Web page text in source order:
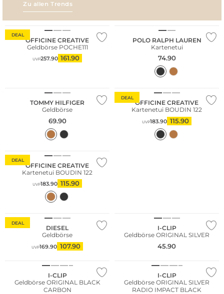
Zu allen Trends
DEAL
OFFICINE CREATIVE
Geldbörse POCHE111
UVP257.90 161.90
POLO RALPH LAUREN
Kartenetui
74.90
TOMMY HILFIGER
Geldbörse
69.90
DEAL
OFFICINE CREATIVE
Kartenetui BOUDIN 122
UVP183.90 115.90
DEAL
OFFICINE CREATIVE
Kartenetui BOUDIN 122
UVP183.90 115.90
DEAL
DIESEL
Geldbörse
UVP169.90 107.90
I-CLIP
Geldbörse ORIGINAL SILVER
45.90
I-CLIP
Geldbörse ORIGINAL BLACK
CARBON
I-CLIP
Geldbörse ORIGINAL SILVER
RADIO IMPACT BLACK